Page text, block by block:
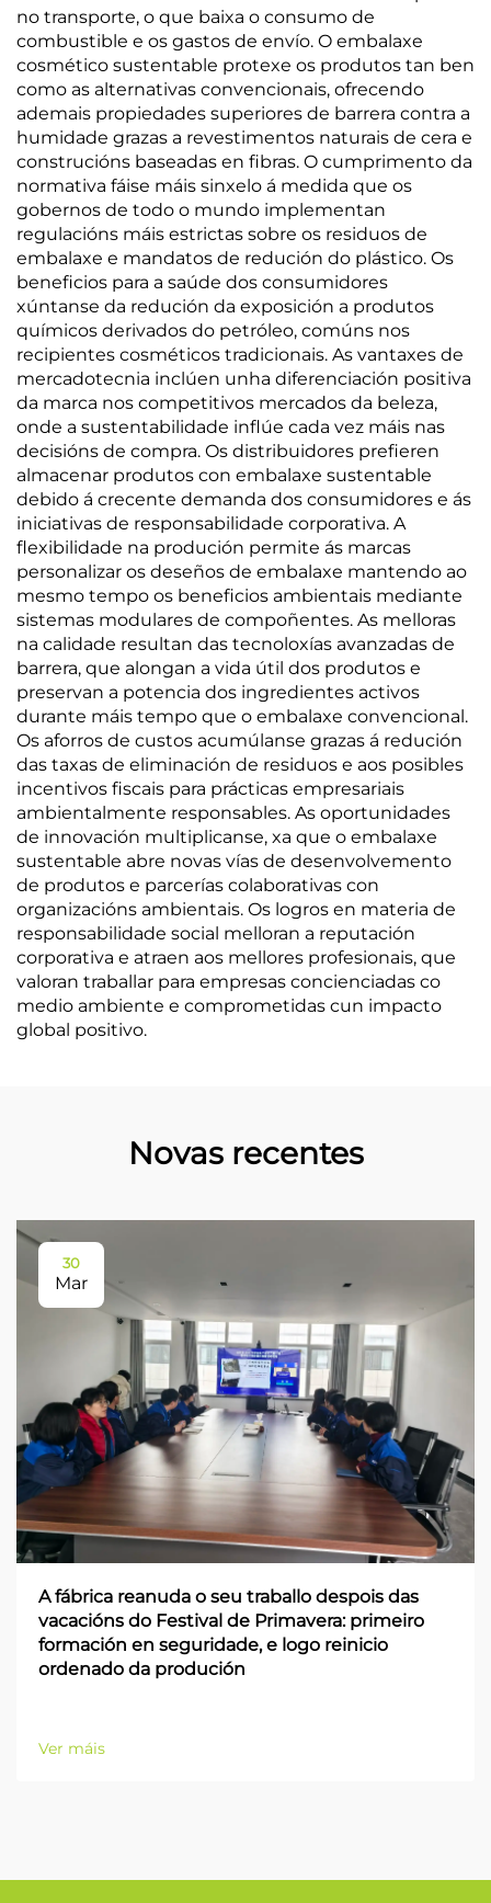
no transporte, o que baixa o consumo de
combustible e os gastos de envío. O embalaxe
cosmético sustentable protexe os produtos tan ben
como as alternativas convencionais, ofrecendo
ademais propiedades superiores de barrera contra a
humidade grazas a revestimentos naturais de cera e
construcións baseadas en fibras. O cumprimento da
normativa fáise máis sinxelo á medida que os
gobernos de todo o mundo implementan
regulacións máis estrictas sobre os residuos de
embalaxe e mandatos de redución do plástico. Os
beneficios para a saúde dos consumidores
xúntanse da redución da exposición a produtos
químicos derivados do petróleo, comúns nos
recipientes cosméticos tradicionais. As vantaxes de
mercadotecnia inclúen unha diferenciación positiva
da marca nos competitivos mercados da beleza,
onde a sustentabilidade inflúe cada vez máis nas
decisións de compra. Os distribuidores prefieren
almacenar produtos con embalaxe sustentable
debido á crecente demanda dos consumidores e ás
iniciativas de responsabilidade corporativa. A
flexibilidade na produción permite ás marcas
personalizar os deseños de embalaxe mantendo ao
mesmo tempo os beneficios ambientais mediante
sistemas modulares de compoñentes. As melloras
na calidade resultan das tecnoloxías avanzadas de
barrera, que alongan a vida útil dos produtos e
preservan a potencia dos ingredientes activos
durante máis tempo que o embalaxe convencional.
Os aforros de custos acumúlanse grazas á redución
das taxas de eliminación de residuos e aos posibles
incentivos fiscais para prácticas empresariais
ambientalmente responsables. As oportunidades
de innovación multiplicanse, xa que o embalaxe
sustentable abre novas vías de desenvolvemento
de produtos e parcerías colaborativas con
organizacións ambientais. Os logros en materia de
responsabilidade social melloran a reputación
corporativa e atraen aos mellores profesionais, que
valoran traballar para empresas concienciadas co
medio ambiente e comprometidas cun impacto
global positivo.
Novas recentes
30
Mar
A fábrica reanuda o seu traballo despois das
vacacións do Festival de Primavera: primeiro
formación en seguridade, e logo reinicio
ordenado da produción
Ver máis